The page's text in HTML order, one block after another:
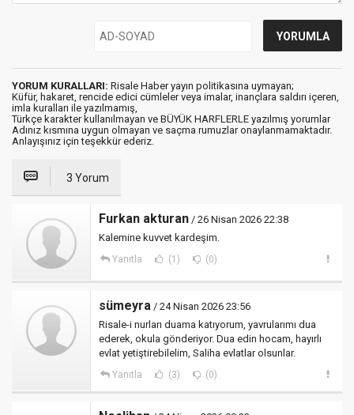
YORUM KURALLARI: Risale Haber yayın politikasına uymayan;
Küfür, hakaret, rencide edici cümleler veya imalar, inançlara saldırı içeren,
imla kuralları ile yazılmamış,
Türkçe karakter kullanılmayan ve BÜYÜK HARFLERLE yazılmış yorumlar
Adınız kısmına uygun olmayan ve saçma rumuzlar onaylanmamaktadır.
Anlayışınız için teşekkür ederiz.
3 Yorum
Furkan akturan / 26 Nisan 2026 22:38
Kalemine kuvvet kardeşim.
Yanıtla (1) (0)
sümeyra / 24 Nisan 2026 23:56
Risale-i nurları duama katıyorum, yavrularımı dua
ederek, okula gönderiyor. Dua edin hocam, hayırlı
evlat yetiştirebilelim, Saliha evlatlar olsunlar.
Yanıtla (3) (0)